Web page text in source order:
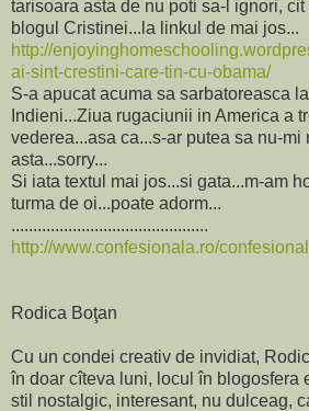
tarisoara asta de nu poti sa-l ignori,
blogul Cristinei...la linkul de mai jos...
http://
ai-sint-crestini-care-tin-cu-obama/
S-a apucat acuma sa sarbatoreasca
Indieni...Ziua rugaciunii in America a
vederea...asa ca...s-ar putea sa nu-mi
asta...sorry...
Si iata textul mai jos...si gata...m-am
turma de oi...poate adorm...
.............................................
http://www.confesionala.ro/
Rodica Boţan
Cu un condei creativ de invidiat,
în doar cîteva luni, locul în blogosfera
stil nostalgic, interesant, nu dulceag,